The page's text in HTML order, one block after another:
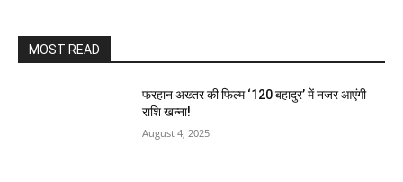
MOST READ
फरहान अख्तर की फिल्म ‘120 बहादुर’ में नजर आएंगी
राशि खन्ना!
August 4, 2025